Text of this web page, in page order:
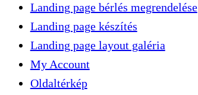
Landing page bérlés megrendelése
Landing page készítés
Landing page layout galéria
My Account
Oldaltérkép